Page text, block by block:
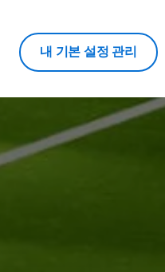
내 기본 설정 관리